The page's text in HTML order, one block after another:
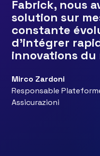
Fabrick, nous
solution sur
constante
d’intégrer
innovations du
Mirco Zardoni
Responsable
Assicurazioni